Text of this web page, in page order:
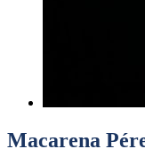
Macarena